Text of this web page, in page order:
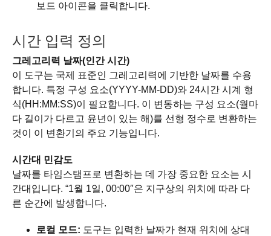
보드 아이콘을 클릭합니다.
시간 입력 정의
그레고리력 날짜(인간 시간)
이 도구는 국제 표준인 그레고리력에 기반한 날짜를 수용
합니다. 특정 구성 요소(YYYY-MM-DD)와 24시간 시계 형
식(HH:MM:SS)이 필요합니다. 이 변동하는 구성 요소(월마
다 길이가 다르고 윤년이 있는 해)를 선형 정수로 변환하는
것이 이 변환기의 주요 기능입니다.
시간대 민감도
날짜를 타임스탬프로 변환하는 데 가장 중요한 요소는 시
간대입니다. “1월 1일, 00:00″은 지구상의 위치에 따라 다
른 순간에 발생합니다.
로컬 모드: 도구는 입력한 날짜가 현재 위치에 상대